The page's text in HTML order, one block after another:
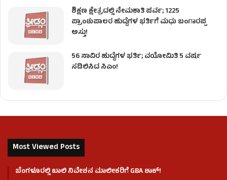
ಶಿಕ್ಷಣ ಕ್ಷೇತ್ರದಲ್ಲಿ ನೇಮಕಾತಿ ಪರ್ವ; 1225
ಪ್ರಾಂಶುಪಾಲರ ಹುದ್ದೆಗಳ ಭರ್ತಿಗೆ ಮಧು ಬಂಗಾರಪ್ಪ
ಅಸ್ತು!
56 ಸಾವಿರ ಹುದ್ದೆಗಳ ಭರ್ತಿ; ವಯೋಮಿತಿ 5 ವರ್ಷ
ಸಡಿಲಿಸಿದ ಸಿಎಂ!
Most Viewed Posts
ಬೆಂಗಳೂರಲ್ಲಿ ಖಾಲಿ ನಿವೇಶನ ಮಾಲೀಕರಿಗೆ GBA ಶಾಕ್!